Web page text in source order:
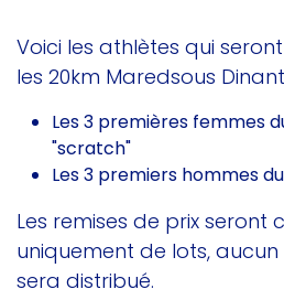
Voici les athlètes qui
les 20km Maredsous
Les 3 premières femmes
"scratch"
Les 3 premiers hommes
Les remises de prix seront
uniquement de lots,
sera distribué.